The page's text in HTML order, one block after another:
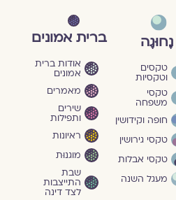
נָחוּגָה
טקסים
וטקסיות
טקסי
משפחה
חופה וקידושין
טקסי גירושין
טקסי אבלות
מעגל השנה
ברית אמונים
אודות ברית
אמונים
מאמרים
שירים
ותפילות
ראיונות
מוגנוּת
שבת
התייצבות
לצד דינה